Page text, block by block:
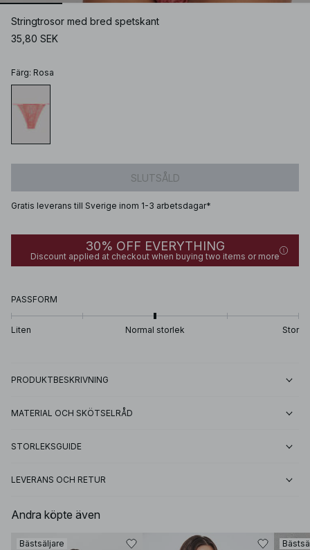
Stringtrosor med bred spetskant
35,80 SEK
Färg: Rosa
SLUTSÅLD
Gratis leverans till Sverige inom 1-3 arbetsdagar*
30% OFF EVERYTHING
Discount applied at checkout when buying two items or more
PASSFORM
Liten Normal storlek Stor
PRODUKTBESKRIVNING
MATERIAL OCH SKÖTSELRÅD
STORLEKSGUIDE
LEVERANS OCH RETUR
Andra köpte även
Bästsäljare